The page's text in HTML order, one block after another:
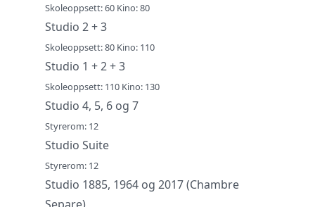
Skoleoppsett: 60 Kino: 80
Studio 2 + 3
Skoleoppsett: 80 Kino: 110
Studio 1 + 2 + 3
Skoleoppsett: 110 Kino: 130
Studio 4, 5, 6 og 7
Styrerom: 12
Studio Suite
Styrerom: 12
Studio 1885, 1964 og 2017 (Chambre